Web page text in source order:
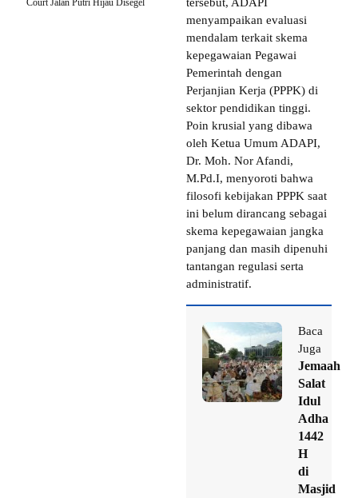
menyampaikan evaluasi
mendalam terkait skema
kepegawaian Pegawai
Pemerintah dengan
Perjanjian Kerja (PPPK) di
sektor pendidikan tinggi.
Poin krusial yang dibawa
oleh Ketua Umum ADAPI,
Dr. Moh. Nor Afandi,
M.Pd.I, menyoroti bahwa
filosofi kebijakan PPPK saat
ini belum dirancang sebagai
skema kepegawaian jangka
panjang dan masih dipenuhi
tantangan regulasi serta
administratif.
Baca
Juga
Jemaah
Salat
Idul
Adha
1442
H
di
Masjid
Court Jalan Putri Hijau Disegel